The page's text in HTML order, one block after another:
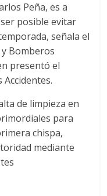
Peña, es a
posible evitar
señala el
Bomberos
presentó el
de limpieza en
para
chispa,
mediante